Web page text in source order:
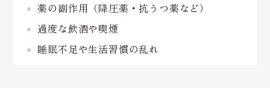
薬の副作用（降圧薬・抗うつ薬など）
過度な飲酒や喫煙
睡眠不足や生活習慣の乱れ